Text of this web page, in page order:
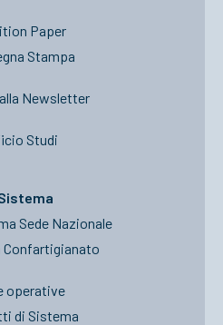
Paper
Stampa
Newsletter
Studi
Sede Nazionale
Confartigianato
operative
di Sistema